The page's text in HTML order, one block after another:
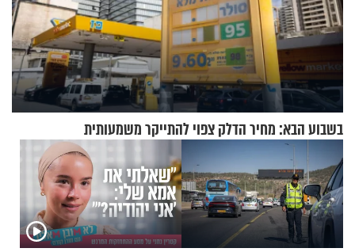
בשבוע הבא: מחיר הדלק צפוי להתייקר משמעותית